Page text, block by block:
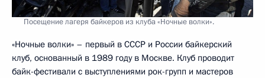
Посещение лагеря байкеров из клуба «Ночные волки».
«Ночные волки» – первый в СССР и России байкерский
клуб, основанный в 1989 году в Москве. Клуб проводит
байк-фестивали с выступлениями рок-групп и мастеров